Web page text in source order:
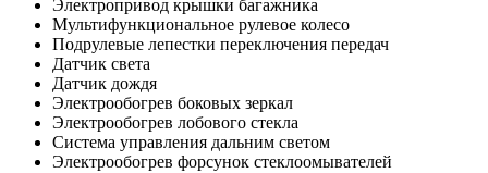
Электропривод крышки багажника
Мультифункциональное рулевое колесо
Подрулевые лепестки переключения передач
Датчик света
Датчик дождя
Электрообогрев боковых зеркал
Электрообогрев лобового стекла
Система управления дальним светом
Электрообогрев форсунок стеклоомывателей